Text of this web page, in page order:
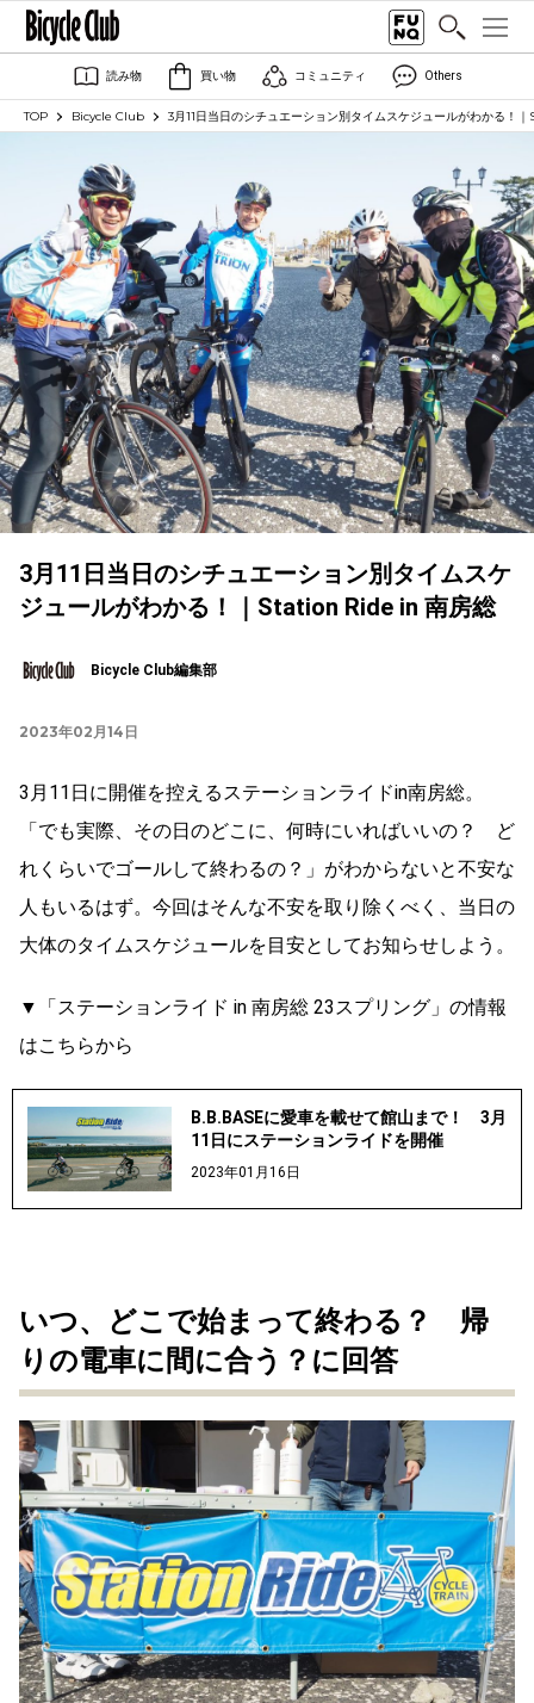
読み物 買い物 コミュニティ Others
TOP Bicycle Club 3月11日当日のシチュエーション別タイムスケジュールがわかる！
3月11日当日のシチュエーション別タイムスケ
ジュールがわかる！｜Station Ride in 南房総
Bicycle Club編集部
2023年02月14日
3月11日に開催を控えるステーションライドin南房総。
「でも実際、その日のどこに、何時にいればいいの？ ど
れくらいでゴールして終わるの？」がわからないと不安な
人もいるはず。今回はそんな不安を取り除くべく、当日の
大体のタイムスケジュールを目安としてお知らせしよう。
▼「ステーションライド in 南房総 23スプリング」の情報
はこちらから
B.B.BASEに愛車を載せて館山まで！ 3月
11日にステーションライドを開催
2023年01月16日
いつ、どこで始まって終わる？ 帰
りの電車に間に合う？に回答